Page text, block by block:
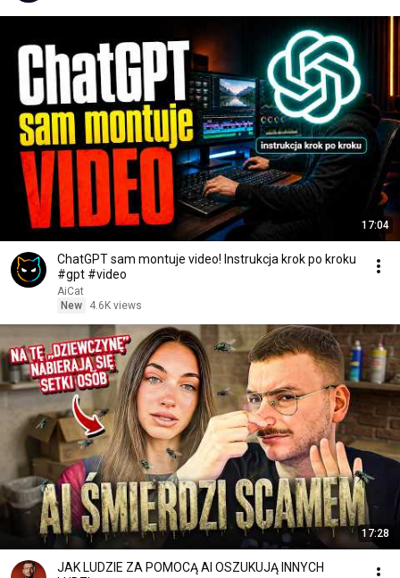
17:04
ChatGPT sam montuje video! Instrukcja krok po kroku
#gpt #video
AiCat
New
4.6K views
17:28
JAK LUDZIE ZA POMOCĄ AI OSZUKUJĄ INNYCH